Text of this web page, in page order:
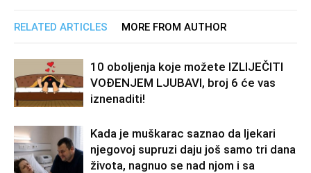
RELATED ARTICLES MORE FROM AUTHOR
10 oboljenja koje možete IZLIJEČITI
VOĐENJEM LJUBAVI, broj 6 će vas
iznenaditi!
Kada je muškarac saznao da ljekari
njegovoj supruzi daju još samo tri dana
života, nagnuo se nad njom i sa